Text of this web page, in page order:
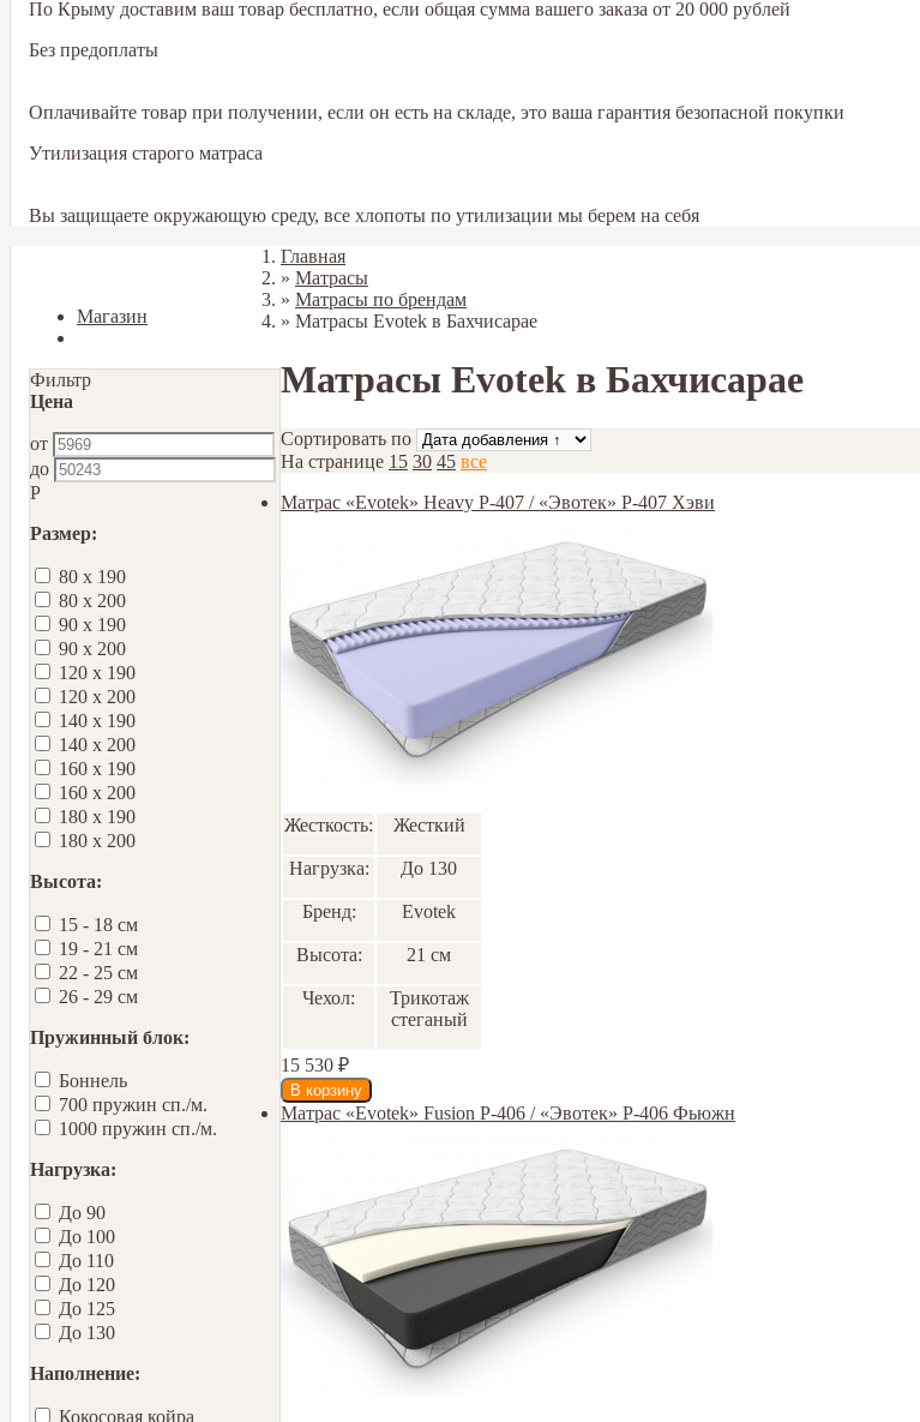
По Крыму доставим ваш товар бесплатно, если общая сумма вашего заказа от 20 000 рублей
Без предоплаты
Оплачивайте товар при получении, если он есть на складе, это ваша гарантия безопасной покупки
Утилизация старого матраса
Вы защищаете окружающую среду, все хлопоты по утилизации мы берем на себя
Магазин
Фильтр
Цена
от
до
Р
Размер:
80 х 190
80 х 200
90 х 190
90 х 200
120 х 190
120 х 200
140 х 190
140 х 200
160 х 190
160 х 200
180 х 190
180 х 200
Высота:
15 - 18 см
19 - 21 см
22 - 25 см
26 - 29 см
Пружинный блок:
Боннель
700 пружин сп./м.
1000 пружин сп./м.
Нагрузка:
До 90
До 100
До 110
До 120
До 125
До 130
Наполнение:
Кокосовая койра
Главная
» Матрасы
» Матрасы по брендам
» Матрасы Еvotek в Бахчисарае
Матрасы Еvotek в Бахчисарае
Сортировать по
На странице 15 30 45 все
Матрас «Evotek» Heavy Р-407 / «Эвотек» Р-407 Хэви
Жесткость: Жесткий
Нагрузка: До 130
Бренд: Еvotek
Высота: 21 см
Чехол:
Трикотаж
стеганый
15 530 ₽
Матрас «Evotek» Fusion Р-406 / «Эвотек» Р-406 Фьюжн